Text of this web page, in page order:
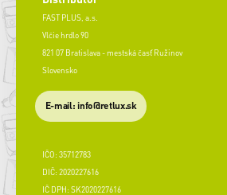
FAST PLUS, a.s.
Vlčie hrdlo 90
821 07 Bratislava - mestská časť Ružinov
Slovensko
E-mail: info@retlux.sk
IČO: 35712783
DIČ: 2020227616
IČ DPH: SK2020227616